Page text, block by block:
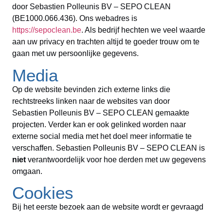
door Sebastien Polleunis BV – SEPO CLEAN
(BE1000.066.436). Ons webadres is
https://sepoclean.be. Als bedrijf hechten we veel waarde
aan uw privacy en trachten altijd te goeder trouw om te
gaan met uw persoonlijke gegevens.
Media
Op de website bevinden zich externe links die
rechtstreeks linken naar de websites van door
Sebastien Polleunis BV – SEPO CLEAN gemaakte
projecten. Verder kan er ook gelinked worden naar
externe social media met het doel meer informatie te
verschaffen. Sebastien Polleunis BV – SEPO CLEAN is
niet verantwoordelijk voor hoe derden met uw gegevens
omgaan.
Cookies
Bij het eerste bezoek aan de website wordt er gevraagd